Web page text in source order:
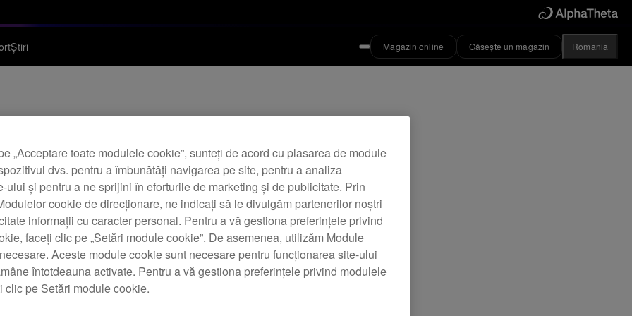
Știri Magazin online Găsește un magazin Romania
for iPhone
(v.1.0.1.1) has a fatal issue.
the app, please kindly see this release note
„Acceptare toate modulele cookie”, sunteți de acord cu plasarea de module
dvs. pentru a îmbunătăți navigarea pe site, pentru a analiza
ului și pentru a ne sprijini în eforturile de marketing și de publicitate. Prin
cookie de direcționare, ne indicați să le divulgăm partenerilor noștri
informații cu caracter personal. Pentru a vă gestiona preferințele privind
faceți clic pe „Setări module cookie”. De asemenea, utilizăm Module
Aceste module cookie sunt necesare pentru funcționarea site-ului
întotdeauna activate. Pentru a vă gestiona preferințele privind modulele
clic pe Setări module cookie.